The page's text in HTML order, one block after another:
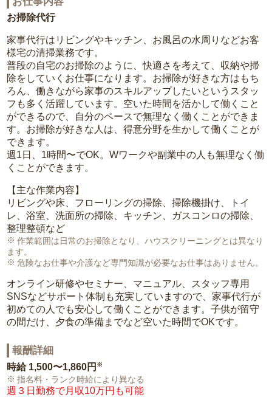
お掃除代行
家事代行はリビングやキッチン、お風呂の水周りなどお客
様宅の清掃業務です。
普段の自宅のお掃除のように、快適さを考えて、収納や掃
除をしていくお仕事になります。お掃除が好きな方はもち
ろん、働きながら家事のスキルアップしたいというスタッ
フも多く活躍しています。空いた時間を活かして働くこと
ができるので、自分のペースで無理なく働くことができま
す。お掃除が好きな人は、得意分野を生かして働くことが
できます。
週1日、1時間〜でOK。Wワークや副業中の人も無理なく働
くことができます。
【主な作業内容】
リビングや床、フローリングの掃除、掃除機掛け、トイ
レ、浴室、洗面所の掃除、キッチン、ガスコンロの掃除、
整理整頓など
作業範囲は日常のお掃除となり、ハウスクリーニングとは異なり
ます。
危険なお仕事や介護など専門知識が必要なお仕事はありません。
オンライン研修やセミナー、マニュアル、スタッフ専用
SNSなどサポート体制も充実していますので、家事代行が
初めての人でも安心して働くことができます。子供が留守
の間だけ、夕食の準備までなど空いた時間でOKです。
報酬詳細
時給 1,500〜1,860円 ※
指名料・ランク時給により異なる
週３日勤務で月収10万円も可能